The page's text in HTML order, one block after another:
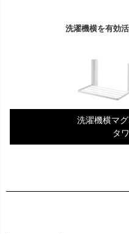
洗濯機横を有効
洗濯機横マ
タ